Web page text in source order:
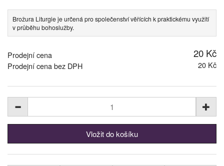
Brožura Liturgie je určená pro společenství věřících k praktickému využití
v průběhu bohoslužby.
Prodejní cena 20 Kč
Prodejní cena bez DPH 20 Kč